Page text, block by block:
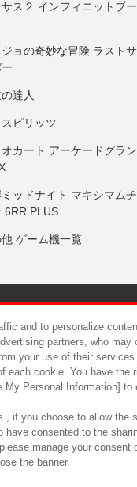
ス２ インフィニットブ
ョの奇妙な冒険 ラスト
達人
ピリッツ
カート アーケードグラ
ッドナイト マキシマムチ
6RR PLUS
ゲーム機一覧
について カスタマー
and to personalize
partners, who may
your use of their
each cookie. You have the
Personal Information] to
, if you choose to allow the
have consented to the
manage your consent
the banner.